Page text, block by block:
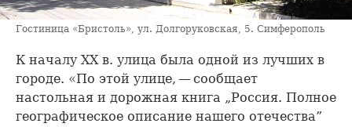
Гостиница «Бристоль», ул. Долгоруковская, 5. Симферополь
К началу XX в. улица была одной из лучших в
городе. «По этой улице, — сообщает
настольная и дорожная книга „Россия. Полное
географическое описание нашего отечества”